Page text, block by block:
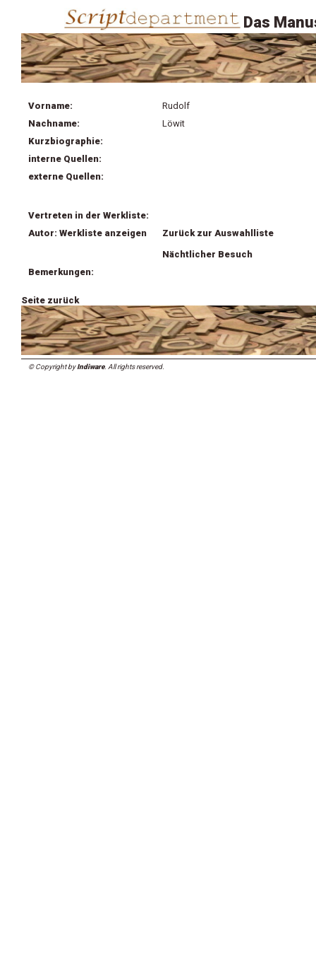
Das
Vorname:
Rudolf
Nachname:
Löwit
Kurzbiographie:
interne Quellen:
externe Quellen:
Vertreten in der Werkliste:
Autor: Werkliste anzeigen
Zurück zur Auswahlliste
Nächtlicher Besuch
Bemerkungen:
Seite zurück
© Copyright byIndiware. All rights reserved.